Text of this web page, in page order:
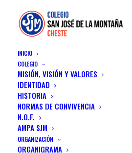
INICIO
COLEGIO
MISIÓN, VISIÓN Y VALORES
IDENTIDAD
HISTORIA
NORMAS DE CONVIVENCIA
N.O.F.
AMPA SJM
ORGANIZACIÓN
ORGANIGRAMA
PORTFOLIO